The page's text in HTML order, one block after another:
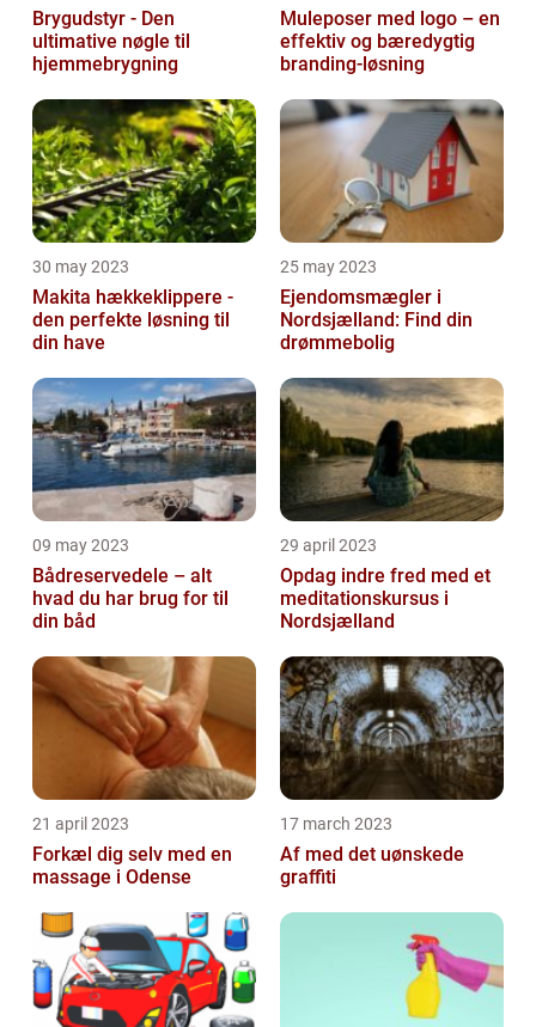
Brygudstyr - Den
ultimative nøgle til
hjemmebrygning
Muleposer med logo – en
effektiv og bæredygtig
branding-løsning
30 may 2023
Makita hækkeklippere -
den perfekte løsning til
din have
25 may 2023
Ejendomsmægler i
Nordsjælland: Find din
drømmebolig
09 may 2023
Bådreservedele – alt
hvad du har brug for til
din båd
29 april 2023
Opdag indre fred med et
meditationskursus i
Nordsjælland
21 april 2023
Forkæl dig selv med en
massage i Odense
17 march 2023
Af med det uønskede
graffiti